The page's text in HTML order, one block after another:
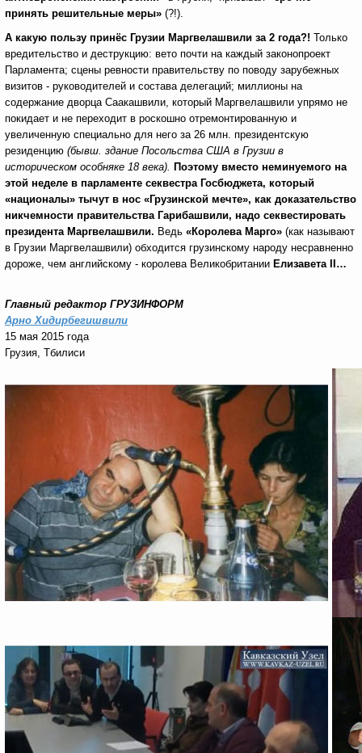
принять решительные меры» (?!).
А какую пользу принёс Грузии Маргвелашвили за 2 года?! Только
вредительство и деструкцию: вето почти на каждый законопроект
Парламента; сцены ревности правительству по поводу зарубежных
визитов - руководителей и состава делегаций; миллионы на
содержание дворца Саакашвили, который Маргвелашвили упрямо не
покидает и не переходит в роскошно отремонтированную и
увеличенную специально для него за 26 млн. президентскую
резиденцию (бывш. здание Посольства США в Грузии в
историческом особняке 18 века). Поэтому вместо неминуемого на
этой неделе в парламенте секвестра Госбюджета, который
«националы» тычут в нос «Грузинской мечте», как доказательство
никчемности правительства Гарибашвили, надо секвестировать
президента Маргвелашвили. Ведь «Королева Марго» (как называют
в Грузии Маргвелашвили) обходится грузинскому народу несравненно
дороже, чем английскому - королева Великобритании Елизавета …
Главный редактор ГРУЗИНФОРМ
Арно Хидирбегишвили
15 мая 2015 года
Грузия, Тбилиси